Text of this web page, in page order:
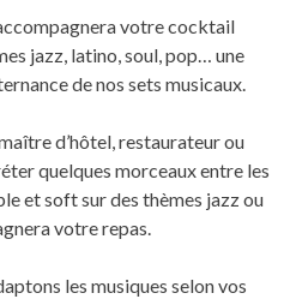
votre cocktail
jazz, latino, soul, pop… une
de nos sets musicaux.
d’hôtel, restaurateur ou
quelques morceaux entre les
et soft sur des thèmes jazz ou
votre repas.
les musiques selon vos